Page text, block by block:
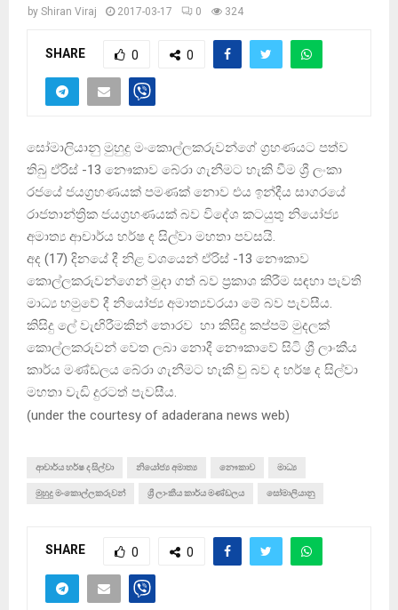
by Shiran Viraj 2017-03-17 0 324
SHARE 0 0
සෝමාලියානු මුහුදු මංකොල්ලකරුවන්ගේ ග්‍රහණයට පත්ව
තිබු ඒරිස් -13 නෞකාව බේරා ගැනීමට හැකි වීම ශ්‍රී ලංකා
රජයේ ජයග්‍රහණයක් පමණක් නොව එය ඉන්දීය සාගරයේ
රාජතාන්ත්‍රික ජයග්‍රහණයක් බව විදේශ කටයුතු නියෝජ්‍ය
අමාත්‍ය ආචාර්ය හර්ෂ ද සිල්වා මහතා පවසයි.
අද (17) දිනයේ දී නිළ වශයෙන් ඒරිස් -13 නෞකාව
කොල්ලකරුවන්ගෙන් මුදා ගත් බව ප්‍රකාශ කිරීම සඳහා පැවති
මාධ්‍ය හමුවේ දී නියෝජ්‍ය අමාත්‍යවරයා මේ බව පැවසීය.
කිසිදු ලේ වැඟිරීමකින් තොරව හා කිසිදු කප්පම් මුදලක්
කොල්ලකරුවන් වෙත ලබා නොදී නෞකාවේ සිටි ශ්‍රී ලාංකීය
කාර්ය මණ්ඩලය බේරා ගැනීමට හැකි වු බව ද හර්ෂ ද සිල්වා
මහතා වැඩි දුරටත් පැවසීය.
(under the courtesy of adaderana news web)
ආචාර්ය හර්ෂ ද සිල්වා නියෝජ්‍ය අමාත්‍ය නෞකාව මාධ්‍ය
මුහුදු මංකොල්ලකරුවන් ශ්‍රී ලාංකීය කාර්ය මණ්ඩලය සෝමාලියානු
SHARE 0 0